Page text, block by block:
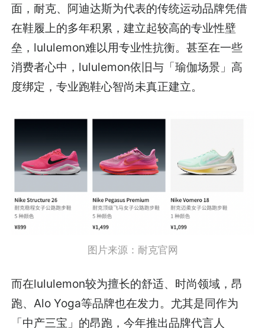
面，耐克、阿迪达斯为代表的传统运动品牌凭借
在鞋履上的多年积累，建立起较高的专业性壁
垒，lululemon难以用专业性抗衡。甚至在一些
消费者心中，lululemon依旧与「瑜伽场景」高
度绑定，专业跑鞋心智尚未真正建立。
图片来源：耐克官网
而在lululemon较为擅长的舒适、时尚领域，昂
跑、Alo Yoga等品牌也在发力。尤其是同作为
「中产三宝」的昂跑，今年推出品牌代言人